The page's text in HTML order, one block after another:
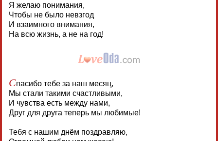
Я желаю понимания,
Чтобы не было невзгод
И взаимного внимания,
На всю жизнь, а не на год!
Спасибо тебе за наш месяц,
Мы стали такими счастливыми,
И чувства есть между нами,
Друг для друга теперь мы любимые!
Тебя с нашим днём поздравляю,